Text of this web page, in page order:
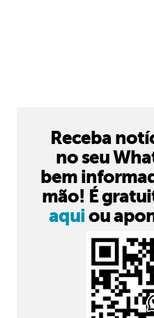
Receba
no seu
bem
mão! É
aquiou